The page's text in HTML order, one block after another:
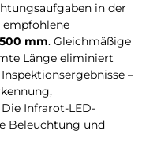
in der
mm. Gleichmäßige
Länge eliminiert
–
Infrarot-LED-
Beleuchtung und